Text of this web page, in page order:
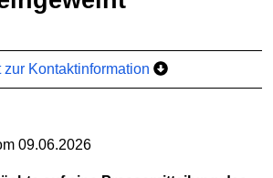
zur Kontaktinformation
09.06.2026